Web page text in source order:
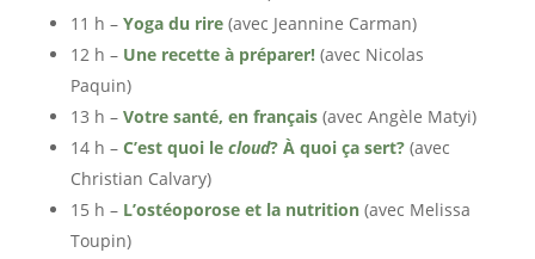
11 h – Yoga du rire(avec Jeannine Carman)
12 h – Une recette à préparer!(avec Nicolas
Paquin)
13 h – Votre santé, en français(avec Angèle Matyi)
14 h – C’est quoi le cloud? À quoi ça sert?(avec
Christian Calvary)
15 h – L’ostéoporose et la nutrition(avec Melissa
Toupin)